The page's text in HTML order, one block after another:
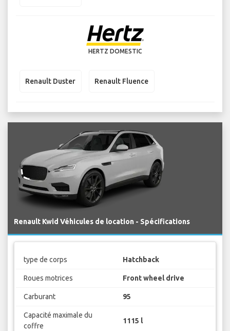
HERTZ DOMESTIC
Renault Duster Renault Fluence
Renault Kwid Véhicules de location - Spécifications
type de corps Hatchback
Roues motrices Front wheel drive
Carburant 95
Capacité maximale du
coffre
1115 l